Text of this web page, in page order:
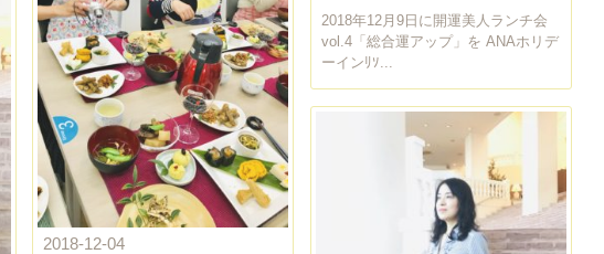
2018年12月9日に開運美人ランチ会
vol.4「総合運アップ」を ANAホリデ
ーインﾘｿ...
2018-12-04